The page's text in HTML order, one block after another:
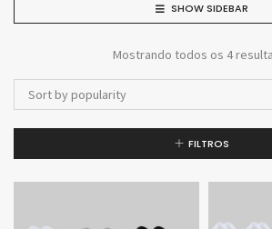
SHOW SIDEBAR
Mostrando todos os 4
Sort by popularity
FILTROS